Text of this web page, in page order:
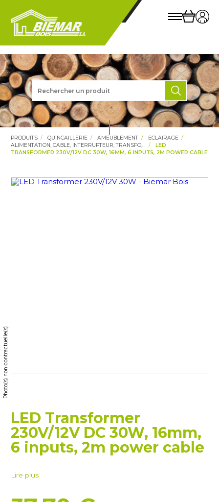
PRODUITS QUINCAILLERIE AMEUBLEMENT
ECLAIRAGE
ALIMENTATION, CABLE, INTERRUPTEUR, TRANSFO,…
LED
TRANSFORMER 230V/12V DC 30W, 16MM, 6 INPUTS, 2M POWER CABLE
Photo(s) non contractuelle(s)
LED Transformer
230V/12V DC 30W, 16mm,
6 inputs, 2m power cable
Lire plus